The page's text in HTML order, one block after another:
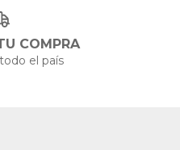
COMPRA
el país